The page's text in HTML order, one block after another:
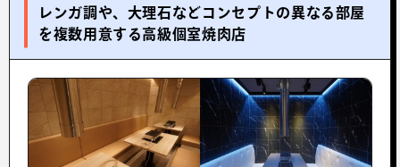
レンガ調や、大理石などコンセプトの異なる部屋
を複数用意する高級個室焼肉店